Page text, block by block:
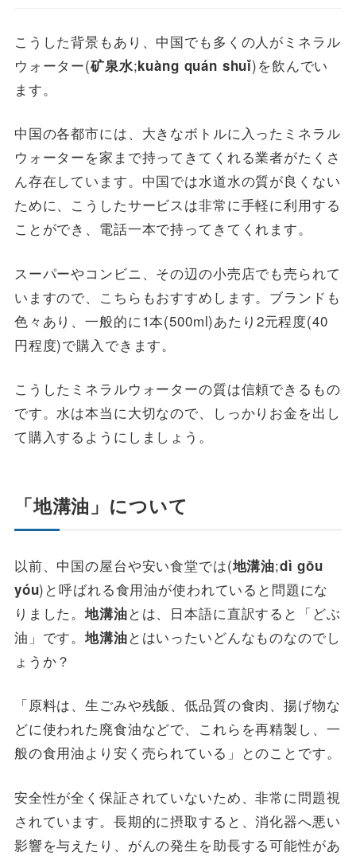
こうした背景もあり、中国でも多くの人がミネラル
ウォーター(矿泉水;kuàng quán shuǐ)を飲んでい
ます。
中国の各都市には、大きなボトルに入ったミネラル
ウォーターを家まで持ってきてくれる業者がたくさ
ん存在しています。中国では水道水の質が良くない
ために、こうしたサービスは非常に手軽に利用する
ことができ、電話一本で持ってきてくれます。
スーパーやコンビニ、その辺の小売店でも売られて
いますので、こちらもおすすめします。ブランドも
色々あり、一般的に1本(500ml)あたり2元程度(40
円程度)で購入できます。
こうしたミネラルウォーターの質は信頼できるもの
です。水は本当に大切なので、しっかりお金を出し
て購入するようにしましょう。
「地溝油」について
以前、中国の屋台や安い食堂では(地溝油;dì gōu
yóu)と呼ばれる食用油が使われていると問題にな
りました。地溝油とは、日本語に直訳すると「どぶ
油」です。地溝油とはいったいどんなものなのでし
ょうか？
「原料は、生ごみや残飯、低品質の食肉、揚げ物な
どに使われた廃食油などで、これらを再精製し、一
般の食用油より安く売られている」とのことです。
安全性が全く保証されていないため、非常に問題視
されています。長期的に摂取すると、消化器へ悪い
影響を与えたり、がんの発生を助長する可能性があ